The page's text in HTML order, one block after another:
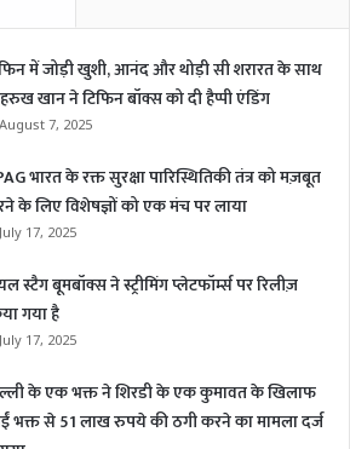
में जोड़ी खुशी, आनंद और थोड़ी सी शरारत के साथ
खान ने टिफिन बॉक्स को दी हैप्पी एंडिंग
August 7, 2025
भारत के रक्त सुरक्षा पारिस्थितिकी तंत्र को मज़बूत
के लिए विशेषज्ञों को एक मंच पर लाया
July 17, 2025
स्टैग बूमबॉक्स ने स्ट्रीमिंग प्लेटफॉर्म्स पर रिलीज़
गया है
July 17, 2025
के एक भक्त ने शिरडी के एक कुमावत के खिलाफ
भक्त से 51 लाख रुपये की ठगी करने का मामला दर्ज